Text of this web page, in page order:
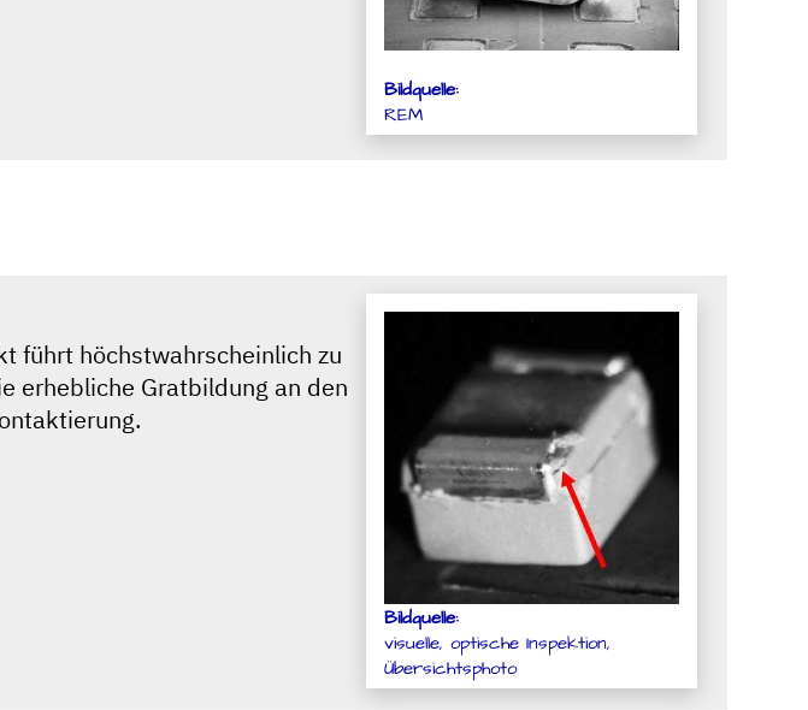
Bildquelle:
REM
führt höchstwahrscheinlich zu
erhebliche Gratbildung an den
Bildquelle:
visuelle, optische Inspektion,
Übersichtsphoto